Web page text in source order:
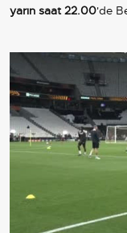
yarın saat 22.00'de